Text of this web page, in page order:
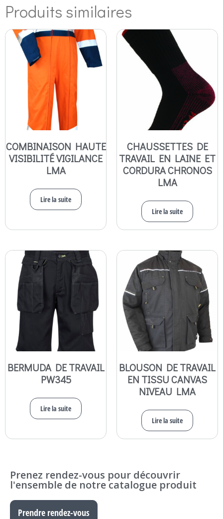
Produits similaires
COMBINAISON HAUTE
VISIBILITÉ VIGILANCE
LMA
Lire la suite
CHAUSSETTES DE
TRAVAIL EN LAINE ET
CORDURA CHRONOS
LMA
Lire la suite
BERMUDA DE TRAVAIL
PW345
Lire la suite
BLOUSON DE TRAVAIL
EN TISSU CANVAS
NIVEAU LMA
Lire la suite
Prenez rendez-vous pour découvrir
l'ensemble de notre catalogue produit
Prendre rendez-vous